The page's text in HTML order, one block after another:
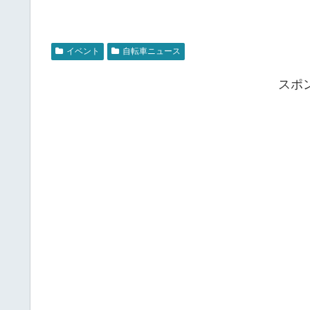
イベント 自転車ニュース
スポ